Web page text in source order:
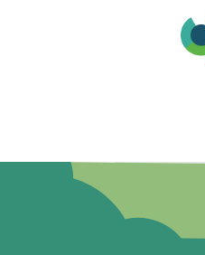
Universiteit Utrecht, in
van